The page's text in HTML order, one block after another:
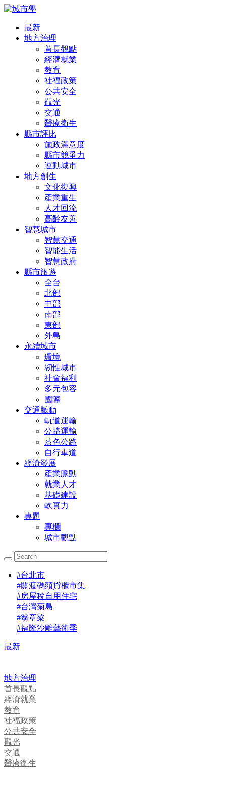
最新
地方治理
首長觀點
經濟就業
教育
社福政策
公共安全
觀光
交通
醫療衛生
縣市評比
施政滿意度
縣市競爭力
運動城市
地方創生
文化復興
產業重生
人才回流
高齡友善
智慧城市
智慧交通
智能生活
智慧政府
縣市旅遊
全台
北部
中部
南部
東部
外島
永續城市
環境
韌性城市
社會福利
多元包容
國際
交通脈動
軌道運輸
公路運輸
藍色公路
自行車道
經濟發展
產業脈動
就業人才
基礎建設
軟實力
專題
專欄
城市觀點
#台北市
#關渡碼頭貨櫃市集
#房屋稅自用住宅
#台灣菊島
#翁章梁
#福隆沙雕藝術季
最新
地方治理
首長觀點
經濟就業
教育
社福政策
公共安全
觀光
交通
醫療衛生